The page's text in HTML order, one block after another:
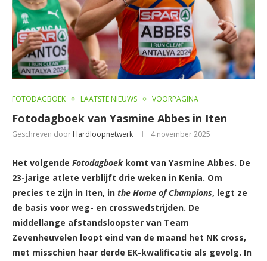
FOTODAGBOEK LAATSTE NIEUWS VOORPAGINA
Fotodagboek van Yasmine Abbes in Iten
Geschreven door Hardloopnetwerk 4 november 2025
Het volgende Fotodagboek komt van Yasmine Abbes. De
23-jarige atlete verblijft drie weken in Kenia. Om
precies te zijn in Iten, in the Home of Champions, legt ze
de basis voor weg- en crosswedstrijden. De
middellange afstandsloopster van Team
Zevenheuvelen loopt eind van de maand het NK cross,
met misschien haar derde EK-kwalificatie als gevolg. In